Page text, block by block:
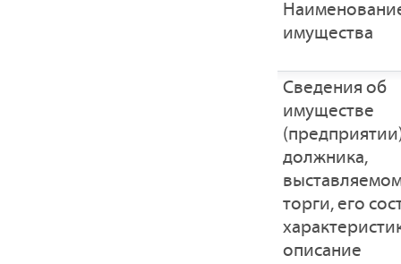
имущества
Cведения об
имуществе
должника,
торги, его
описание